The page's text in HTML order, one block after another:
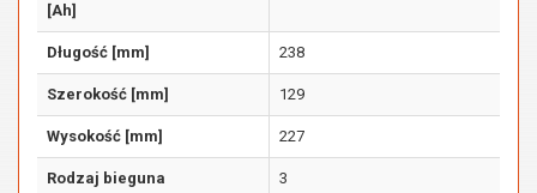
[Ah]
Długość [mm] 238
Szerokość [mm] 129
Wysokość [mm] 227
Rodzaj bieguna 3